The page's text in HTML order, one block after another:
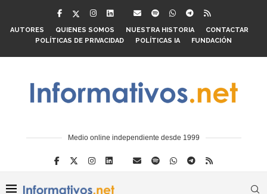
AUTORES QUIENES SOMOS NUESTRA HISTORIA
CONTACTAR
POLÍTICAS DE PRIVACIDAD
POLÍTICAS IA FUNDACIÓN
Medio online independiente desde 1999